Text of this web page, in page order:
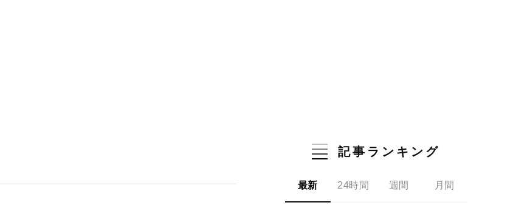
記事ランキング
最新 24時間 週間 月間